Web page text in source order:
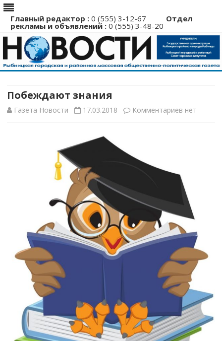
Главный редактор : 0 (555) 3-12-67 Отдел
рекламы и объявлений : 0 (555) 3-48-20
Перейти
Побеждают знания
Газета Новости 17.03.2018 Комментариев кнет